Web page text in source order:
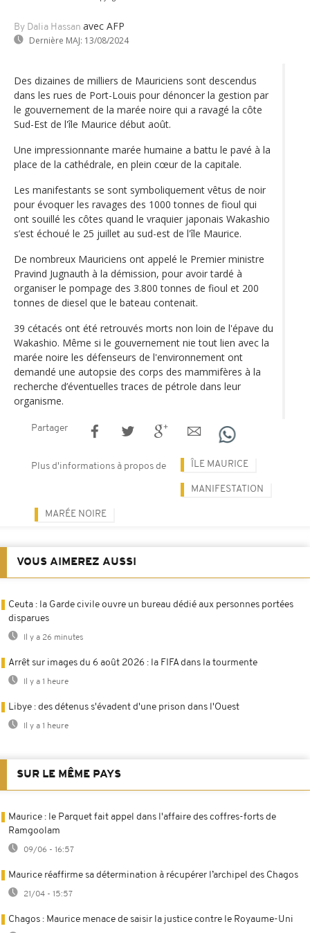
By Dalia Hassan avec AFP
Dernière MAJ: 13/08/2024
Des dizaines de milliers de Mauriciens sont descendus
dans les rues de Port-Louis pour dénoncer la gestion par
le gouvernement de la marée noire qui a ravagé la côte
Sud-Est de l'île Maurice début août.
Une impressionnante marée humaine a battu le pavé à la
place de la cathédrale, en plein cœur de la capitale.
Les manifestants se sont symboliquement vêtus de noir
pour évoquer les ravages des 1000 tonnes de fioul qui
ont souillé les côtes quand le vraquier japonais Wakashio
s’est échoué le 25 juillet au sud-est de l'île Maurice.
De nombreux Mauriciens ont appelé le Premier ministre
Pravind Jugnauth à la démission, pour avoir tardé à
organiser le pompage des 3.800 tonnes de fioul et 200
tonnes de diesel que le bateau contenait.
39 cétacés ont été retrouvés morts non loin de l'épave du
Wakashio. Même si le gouvernement nie tout lien avec la
marée noire les défenseurs de l'environnement ont
demandé une autopsie des corps des mammifères à la
recherche d’éventuelles traces de pétrole dans leur
organisme.
Partager
Plus d'informations à propos de ÎLE MAURICE
MANIFESTATION
MARÉE NOIRE
VOUS AIMEREZ AUSSI
Ceuta : la Garde civile ouvre un bureau dédié aux personnes portées
disparues
Il y a 26 minutes
Arrêt sur images du 6 août 2026 : la FIFA dans la tourmente
Il y a 1 heure
Libye : des détenus s'évadent d'une prison dans l'Ouest
Il y a 1 heure
SUR LE MÊME PAYS
Maurice : le Parquet fait appel dans l'affaire des coffres-forts de
Ramgoolam
09/06 - 16:57
Maurice réaffirme sa détermination à récupérer l’archipel des Chagos
21/04 - 15:57
Chagos : Maurice menace de saisir la justice contre le Royaume-Uni